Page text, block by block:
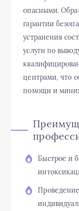
опасными.
гарантии
устранения
услуги по
центрами, что
помощи и
Быстрое и